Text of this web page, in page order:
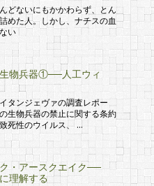
どないにもかかわらず、とん
めた人。しかし、ナチスの血
い
物兵器①──人工ウィ
タンジェヴァの調査レポー
生物兵器の禁止に関する条約
死性のウイルス、 …
・アースクエイク──
理解する